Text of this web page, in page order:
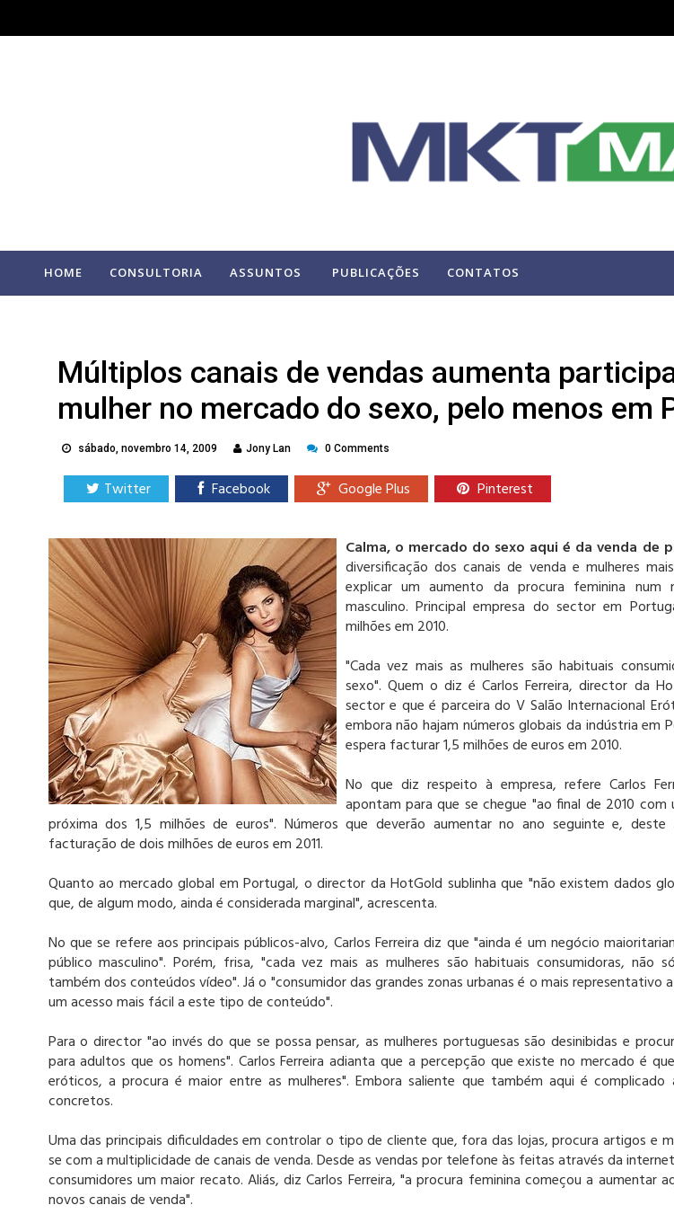
HOME CONSULTORIA ASSUNTOS PUBLICAÇÕES CONTATOS
Múltiplos canais de vendas aumenta
mulher no mercado do sexo, pelo menos em
sábado, novembro 14, 2009 Jony Lan 0 Comments
Twitter Facebook Google Plus Pinterest
Calma, o mercado do sexo aqui é da venda de
diversificação dos canais de venda e mulheres
explicar um aumento da procura feminina num
masculino. Principal empresa do sector em
milhões em 2010.
"Cada vez mais as mulheres são habituais
sexo". Quem o diz é Carlos Ferreira, director da
sector e que é parceira do V Salão Internacional
embora não hajam números globais da indústria em
espera facturar 1,5 milhões de euros em 2010.
No que diz respeito à empresa, refere Carlos
apontam para que se chegue "ao final de 2010
próxima dos 1,5 milhões de euros". Números que deverão aumentar no ano seguinte e, deste
facturação de dois milhões de euros em 2011.
Quanto ao mercado global em Portugal, o director da HotGold sublinha que "não existem dados
que, de algum modo, ainda é considerada marginal", acrescenta.
No que se refere aos principais públicos-alvo, Carlos Ferreira diz que "ainda é um negócio
público masculino". Porém, frisa, "cada vez mais as mulheres são habituais consumidoras, não
também dos conteúdos vídeo". Já o "consumidor das grandes zonas urbanas é o mais representativo
um acesso mais fácil a este tipo de conteúdo".
Para o director "ao invés do que se possa pensar, as mulheres portuguesas são desinibidas e
para adultos que os homens". Carlos Ferreira adianta que a percepção que existe no mercado é
eróticos, a procura é maior entre as mulheres". Embora saliente que também aqui é complicado
concretos.
Uma das principais dificuldades em controlar o tipo de cliente que, fora das lojas, procura artigos e
se com a multiplicidade de canais de venda. Desde as vendas por telefone às feitas através da
consumidores um maior recato. Aliás, diz Carlos Ferreira, "a procura feminina começou a aumentar
novos canais de venda".